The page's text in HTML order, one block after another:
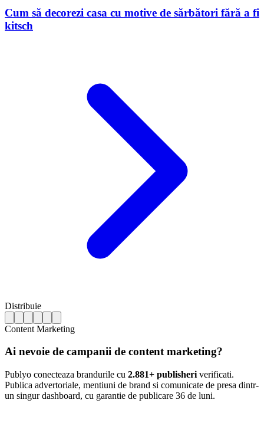
Cum să decorezi casa cu motive de sărbători fără a fi
kitsch
Distribuie
Content Marketing
Ai nevoie de campanii de content marketing?
Publyo conecteaza brandurile cu 2.881+ publisheri verificati.
Publica advertoriale, mentiuni de brand si comunicate de presa dintr-
un singur dashboard, cu garantie de publicare 36 de luni.